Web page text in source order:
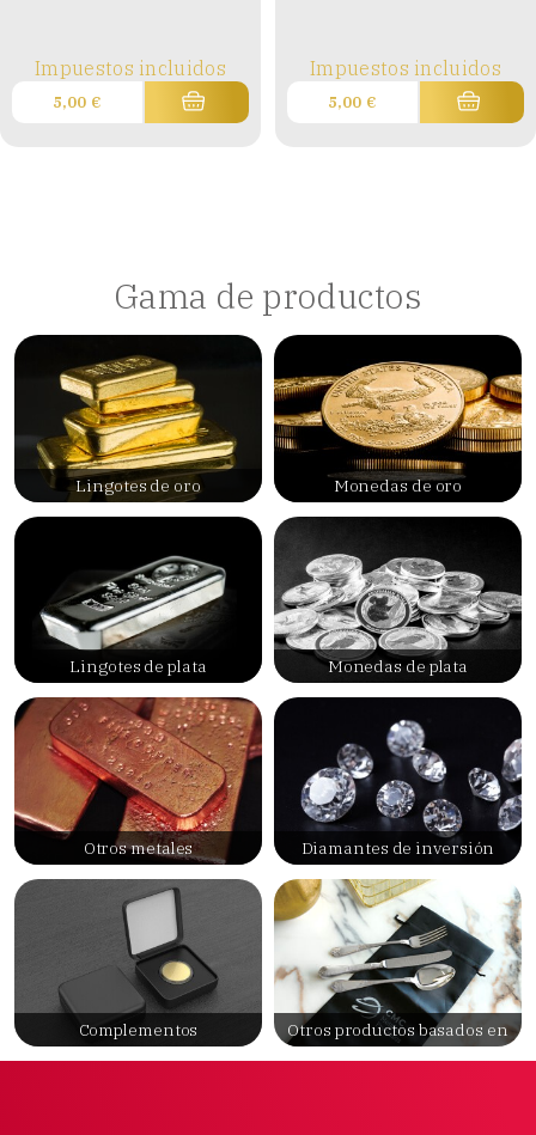
Impuestos incluidos
5,00 €
Impuestos incluidos
5,00 €
Gama de productos
Lingotes de oro Monedas de oro
Lingotes de plata Monedas de plata
Otros metales Diamantes de inversión
Complementos
Otros productos basados en
metales